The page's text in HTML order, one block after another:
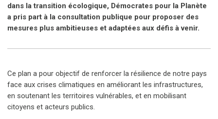
dans la transition écologique, Démocrates pour la Planète
a pris part à la consultation publique pour proposer des
mesures plus ambitieuses et adaptées aux défis à venir.
Ce plan a pour objectif de renforcer la résilience de notre pays
face aux crises climatiques en améliorant les infrastructures,
en soutenant les territoires vulnérables, et en mobilisant
citoyens et acteurs publics.